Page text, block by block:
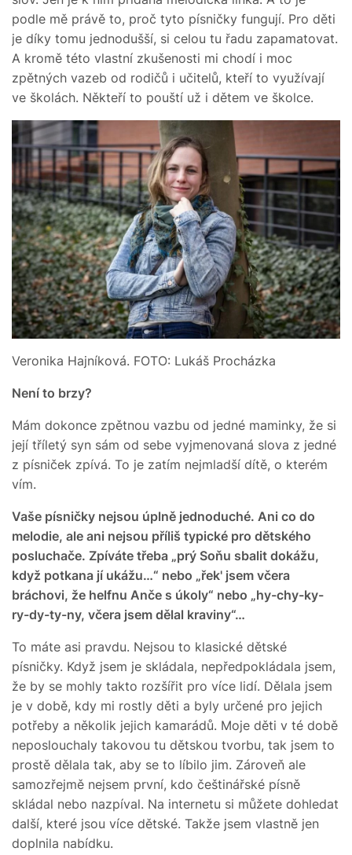
podle mě právě to, proč tyto písničky fungují. Pro děti
je díky tomu jednodušší, si celou tu řadu zapamatovat.
A kromě této vlastní zkušenosti mi chodí i moc
zpětných vazeb od rodičů i učitelů, kteří to využívají
ve školách. Někteří to pouští už i dětem ve školce.
Veronika Hajníková. FOTO: Lukáš Procházka
Není to brzy?
Mám dokonce zpětnou vazbu od jedné maminky, že si
její tříletý syn sám od sebe vyjmenovaná slova z jedné
z písniček zpívá. To je zatím nejmladší dítě, o kterém
vím.
Vaše písničky nejsou úplně jednoduché. Ani co do
melodie, ale ani nejsou příliš typické pro dětského
posluchače. Zpíváte třeba „prý Soňu sbalit dokážu,
když potkana jí ukážu…“ nebo „řek' jsem včera
bráchovi, že helfnu Anče s úkoly“ nebo „hy-chy-ky-
ry-dy-ty-ny, včera jsem dělal kraviny“…
To máte asi pravdu. Nejsou to klasické dětské
písničky. Když jsem je skládala, nepředpokládala jsem,
že by se mohly takto rozšířit pro více lidí. Dělala jsem
je v době, kdy mi rostly děti a byly určené pro jejich
potřeby a několik jejich kamarádů. Moje děti v té době
neposlouchaly takovou tu dětskou tvorbu, tak jsem to
prostě dělala tak, aby se to líbilo jim. Zároveň ale
samozřejmě nejsem první, kdo češtinářské písně
skládal nebo nazpíval. Na internetu si můžete dohledat
další, které jsou více dětské. Takže jsem vlastně jen
doplnila nabídku.